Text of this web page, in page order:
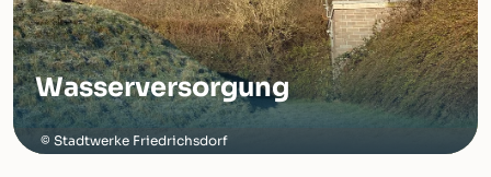
Wasserversorgung
Stadtwerke Friedrichsdorf